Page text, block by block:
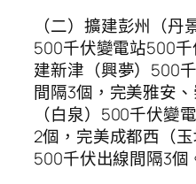
（二）擴建彭州（丹
500千伏變電站500
建新津（興夢）500
間隔3個，完美雅安
（白泉）500千伏變
2個，完美成都西（
500千伏出線間隔3個